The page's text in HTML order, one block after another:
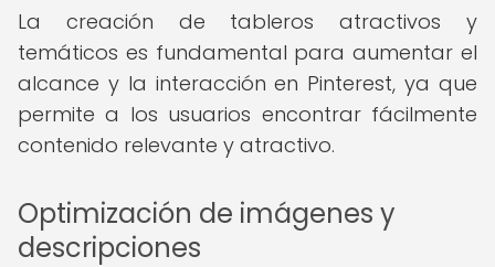
La creación de tableros atractivos y
temáticos es fundamental para aumentar el
alcance y la interacción en Pinterest, ya que
permite a los usuarios encontrar fácilmente
contenido relevante y atractivo.
Optimización de imágenes y
descripciones